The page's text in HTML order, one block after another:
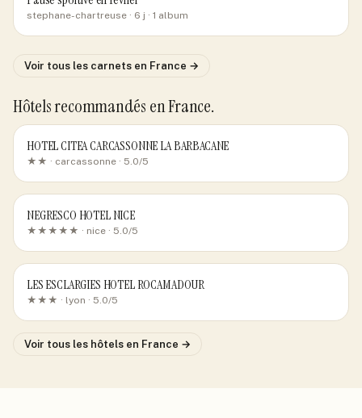
stephane-chartreuse · 6 j · 1 album
Voir tous les carnets en France →
Hôtels recommandés en France.
HOTEL CITEA CARCASSONNE LA BARBACANE
★★ · carcassonne · 5.0/5
NEGRESCO HOTEL NICE
★★★★★ · nice · 5.0/5
LES ESCLARGIES HOTEL ROCAMADOUR
★★★ · lyon · 5.0/5
Voir tous les hôtels en France →